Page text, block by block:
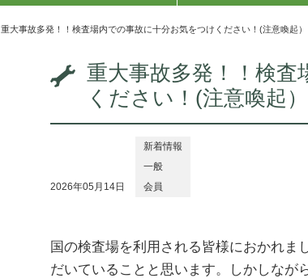
重大事故多発！！検査場内での事故に十分お気をつけください！(注意喚起）
重大事故多発！！検
ください！(注意喚起）
2026年05月14日
新着情報
一般
会員
国の検査場を利用される皆様におかれま
だいていることと思います。しかしなが